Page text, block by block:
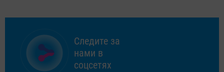
Следите за
нами в
соцсетях